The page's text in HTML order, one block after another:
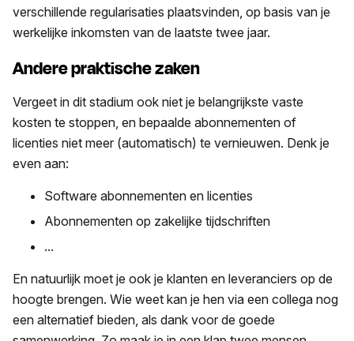
verschillende regularisaties plaatsvinden, op basis van je
werkelijke inkomsten van de laatste twee jaar.
Andere praktische zaken
Vergeet in dit stadium ook niet je belangrijkste vaste
kosten te stoppen, en bepaalde abonnementen of
licenties niet meer (automatisch) te vernieuwen. Denk je
even aan:
Software abonnementen en licenties
Abonnementen op zakelijke tijdschriften
...
En natuurlijk moet je ook je klanten en leveranciers op de
hoogte brengen. Wie weet kan je hen via een collega nog
een alternatief bieden, als dank voor de goede